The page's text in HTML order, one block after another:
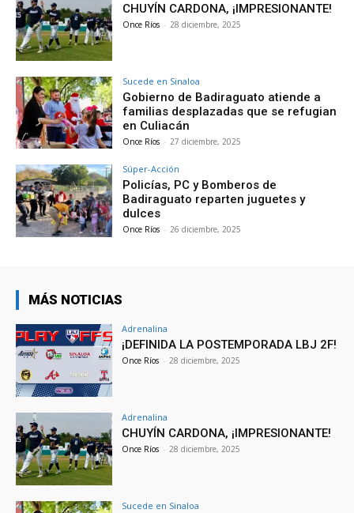
CHUYÍN CARDONA, ¡IMPRESIONANTE!
Once Ríos - 28 diciembre, 2025
Sucede en Sinaloa
Gobierno de Badiraguato atiende a
familias desplazadas que se refugian
en Culiacán
Once Ríos - 27 diciembre, 2025
Súper-Acción
Policías, PC y Bomberos de
Badiraguato reparten juguetes y
dulces
Once Ríos - 26 diciembre, 2025
MÁS NOTICIAS
Adrenalina
¡DEFINIDA LA POSTEMPORADA LBJ 2F!
Once Ríos - 28 diciembre, 2025
Adrenalina
CHUYÍN CARDONA, ¡IMPRESIONANTE!
Once Ríos - 28 diciembre, 2025
Sucede en Sinaloa